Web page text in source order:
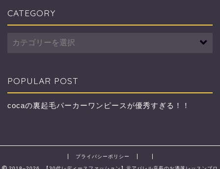
CATEGORY
POPULAR POST
cocaの裏起毛パーカーワンピースが優秀すぎる！！
プライバシーポリシー